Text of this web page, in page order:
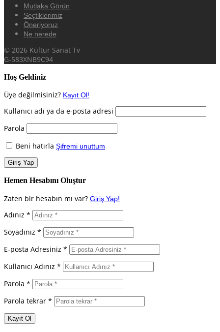
Mutlaka Görün
Seçtiklerimiz
Öneriyoruz
Ne nerede
© 2026 Kültür Sanat Tv
G-583XNB9C94
Hoş Geldiniz
Üye değilmisiniz? Kayıt Ol!
Kullanıcı adı ya da e-posta adresi
Parola
Beni hatırla Şifremi unuttum
Hemen Hesabını Oluştur
Zaten bir hesabın mı var? Giriş Yap!
Adınız *
Soyadınız *
E-posta Adresiniz *
Kullanıcı Adınız *
Parola *
Parola tekrar *